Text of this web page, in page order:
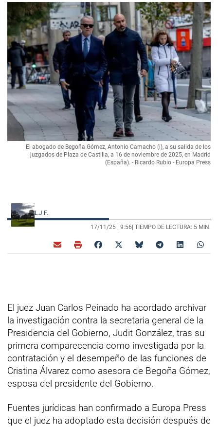
El abogado de Begoña Gómez, Antonio Camacho (i), a su salida de los
juzgados de Plaza de Castilla, a 16 de noviembre de 2025, en Madrid
(España). - Ricardo Rubio - Europa Press
L.J.F.
17/11/25 | 9:56 | TIEMPO DE LECTURA: 5 MIN.
El juez Juan Carlos Peinado ha acordado archivar
la investigación contra la secretaria general de la
Presidencia del Gobierno, Judit González, tras su
primera comparecencia como investigada por la
contratación y el desempeño de las funciones de
Cristina Álvarez como asesora de Begoña Gómez,
esposa del presidente del Gobierno.
Fuentes jurídicas han confirmado a Europa Press
que el juez ha adoptado esta decisión después de